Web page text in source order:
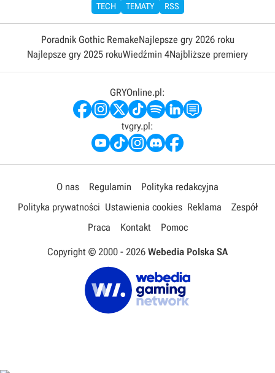
TECH
TEMATY RSS
Poradnik Gothic RemakeNajlepsze gry 2026 roku
Najlepsze gry 2025 rokuWiedźmin 4Najbliższe premiery
GRYOnline.pl:
tvgry.pl:
O nas Regulamin
Polityka redakcyjna
Polityka prywatności Ustawienia cookies Reklama
Zespół
Praca
Kontakt Pomoc
Copyright © 2000 - 2026 Webedia Polska SA